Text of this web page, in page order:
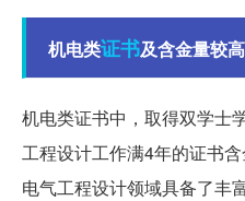
机电类证书及含金量较
机电类证书中，取得双学士
工程设计工作满4年的证书
电气工程设计领域具备了丰